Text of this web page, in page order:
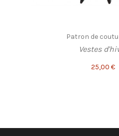
Patron de
Vestes
25,00 €